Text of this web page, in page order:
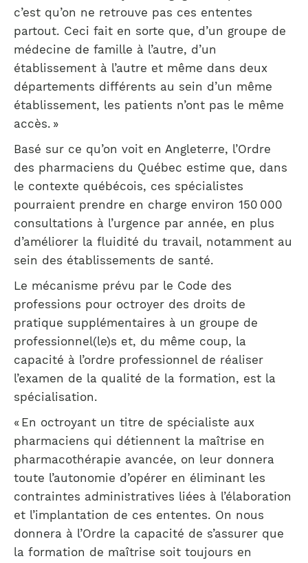
c’est qu’on ne retrouve pas ces ententes
partout. Ceci fait en sorte que, d’un groupe de
médecine de famille à l’autre, d’un
établissement à l’autre et même dans deux
départements différents au sein d’un même
établissement, les patients n’ont pas le même
accès. »
Basé sur ce qu’on voit en Angleterre, l’Ordre
des pharmaciens du Québec estime que, dans
le contexte québécois, ces spécialistes
pourraient prendre en charge environ 150 000
consultations à l’urgence par année, en plus
d’améliorer la fluidité du travail, notamment au
sein des établissements de santé.
Le mécanisme prévu par le Code des
professions pour octroyer des droits de
pratique supplémentaires à un groupe de
professionnel(le)s et, du même coup, la
capacité à l’ordre professionnel de réaliser
l’examen de la qualité de la formation, est la
spécialisation.
« En octroyant un titre de spécialiste aux
pharmaciens qui détiennent la maîtrise en
pharmacothérapie avancée, on leur donnera
toute l’autonomie d’opérer en éliminant les
contraintes administratives liées à l’élaboration
et l’implantation de ces ententes. On nous
donnera à l’Ordre la capacité de s’assurer que
la formation de maîtrise soit toujours en